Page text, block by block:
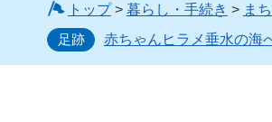
トップ> 暮らし・手続き > ま
足跡
赤ちゃんヒラメ垂水の海